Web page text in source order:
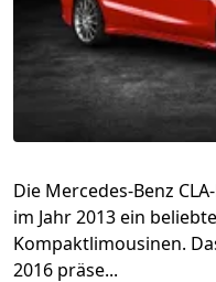
Die Mercedes-Benz
im Jahr 2013 ein
Kompaktlimousinen.
2016 präse...